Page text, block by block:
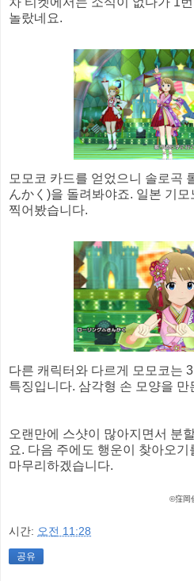
놀랐네요.
모모코 카드를 얻었으니 솔로곡
んかく)을 돌려봐야죠. 일본 기
찍어봤습니다.
다른 캐릭터와 다르게 모모코는
특징입니다. 삼각형 손 모양을 만
오랜만에 스샷이 많아지면서 분
요. 다음 주에도 행운이 찾아오
마무리하겠습니다.
©窪岡
시간: 오전 11:28
공유